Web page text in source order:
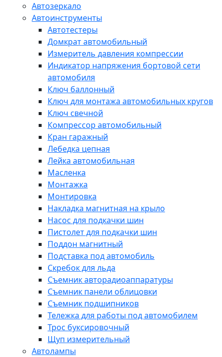
Автозеркало
Автоинструменты
Автотестеры
Домкрат автомобильный
Измеритель давления компрессии
Индикатор напряжения бортовой сети
автомобиля
Ключ баллонный
Ключ для монтажа автомобильных кругов
Ключ свечной
Компрессор автомобильный
Кран гаражный
Лебедка цепная
Лейка автомобильная
Масленка
Монтажка
Монтировка
Накладка магнитная на крыло
Насос для подкачки шин
Пистолет для подкачки шин
Поддон магнитный
Подставка под автомобиль
Скребок для льда
Съемник авторадиоаппаратуры
Съемник панели облицовки
Съемник подшипников
Тележка для работы под автомобилем
Трос буксировочный
Щуп измерительный
Автолампы